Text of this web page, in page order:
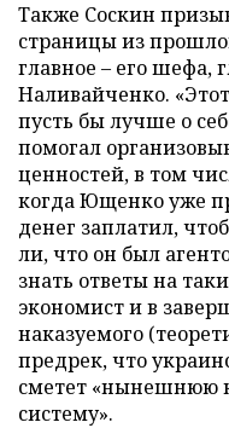
Также Соскин
страницы из
главное – его шефа,
Наливайченко.
пусть бы лучше о
помогал
ценностей, в том
когда Ющенко уже
денег заплатил,
ли, что он был
знать ответы на
экономист и в
наказуемого
предрек, что
сметет «нынешнюю
систему».